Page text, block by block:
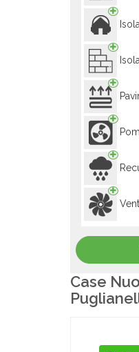
Case